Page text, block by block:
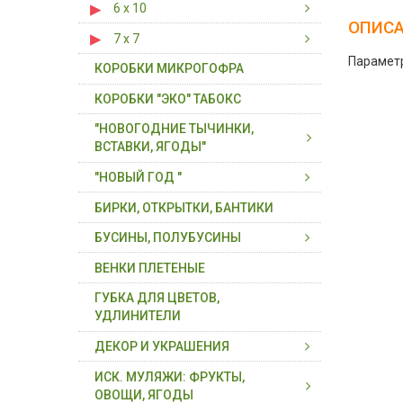
6 х 6 х 3
6 х 10
6 х 10 х 3
7 х 7
7 х 7 х 5
КОРОБКИ МИКРОГОФРА
КОРОБКИ "ЭКО" ТАБОКС
"НОВОГОДНИЕ ТЫЧИНКИ,
ВСТАВКИ, ЯГОДЫ"
ВСТАВКИ, ВЕТКИ С ЯГОДАМИ
ПЛОДЫ, ЯГОДЫ ( В СВЯЗКЕ)
ТЫЧИНКИ, ВСТАВКИ НА
ПРОВОЛОКЕ
ТЫЧИНКИ- БУКЕТИКИ,
ТЫЧИНКИ ДЛЯ ЦВЕТОВ
"НОВЫЙ ГОД "
ДЕКОР НОВОГОДНИЙ
ХВОЯ, ГИРЛЯНДЫ, ВЕНКИ
БИРКИ, ОТКРЫТКИ, БАНТИКИ
БУСИНЫ, ПОЛУБУСИНЫ
БУСИНЫ, ПОЛУБУСИНЫ
БУСИНЫ, ПОЛУБУСИНЫ НА
НИТИ
ВЕНКИ ПЛЕТЕНЫЕ
ГУБКА ДЛЯ ЦВЕТОВ,
УДЛИНИТЕЛИ
ДЕКОР И УКРАШЕНИЯ
БЛЕСТКИ ( ГЛИТТЕР)
ИСК. МУЛЯЖИ: ФРУКТЫ,
ОВОЩИ, ЯГОДЫ